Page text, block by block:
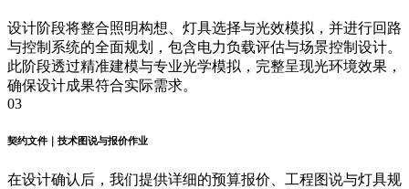
设计阶段将整合照明构想、灯具选择与光效模拟，并进行回路
与控制系统的全面规划，包含电力负载评估与场景控制设计。
此阶段透过精准建模与专业光学模拟，完整呈现光环境效果，
确保设计成果符合实际需求。
03
契约文件｜技术图说与报价作业
在设计确认后，我们提供详细的预算报价、工程图说与灯具规